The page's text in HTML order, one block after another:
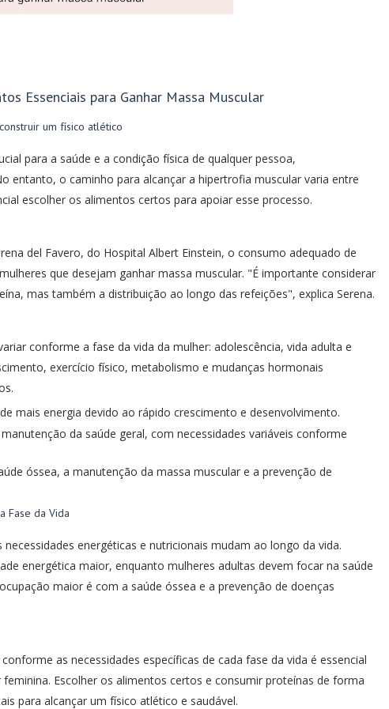
Essenciais para Ganhar Massa Muscular
um físico atlético
para a saúde e a condição física de qualquer pessoa,
entanto, o caminho para alcançar a hipertrofia muscular varia entre
escolher os alimentos certos para apoiar esse processo.
del Favero, do Hospital Albert Einstein, o consumo adequado de
que desejam ganhar massa muscular. "É importante considerar
mas também a distribuição ao longo das refeições", explica Serena.
conforme a fase da vida da mulher: adolescência, vida adulta e
exercício físico, metabolismo e mudanças hormonais
mais energia devido ao rápido crescimento e desenvolvimento.
da saúde geral, com necessidades variáveis conforme
óssea, a manutenção da massa muscular e a prevenção de
Fase da Vida
necessidades energéticas e nutricionais mudam ao longo da vida.
energética maior, enquanto mulheres adultas devem focar na saúde
maior é com a saúde óssea e a prevenção de doenças
as necessidades específicas de cada fase da vida é essencial
Escolher os alimentos certos e consumir proteínas de forma
para alcançar um físico atlético e saudável.